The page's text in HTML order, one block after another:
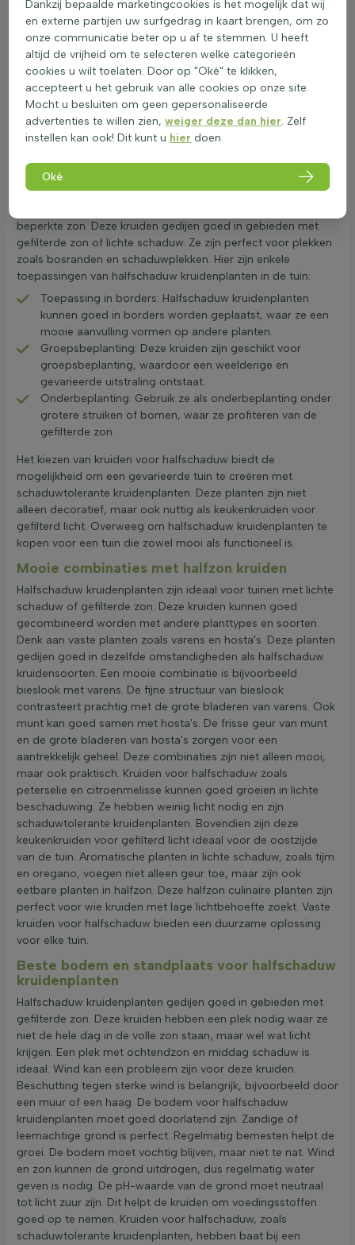
Halfschaduw kruidenplanten zijn meestal niet giftig en veilig
voor gebruik in de tuin, zelfs met kinderen en huisdieren. Ze
dragen bij aan de biodiversiteit door voedsel en
schuilplaatsen te bieden aan insecten en andere dieren. Deze
kruiden bloeien vaak langdurig en zijn aantrekkelijk voor bijen
en vlinders, wat helpt bij het in stand houden van een gezond
ecosysteem. Het kiezen van de juiste kruiden voor
halfschaduw kan de tuin verrijken en zorgen voor een
aromatische en eetbare toevoeging.
Waarom kiezen voor lichtschaduw aromatische
planten?
beperkte zon. Deze kruiden gedijen goed in gebieden met
gefilterde zon of lichte schaduw. Ze zijn perfect voor plekken
zoals bosranden en schaduwplekken. Hier zijn enkele
toepassingen van halfschaduw kruidenplanten in de tuin:
Toepassing in borders: Halfschaduw kruidenplanten
kunnen goed in borders worden geplaatst, waar ze een
mooie aanvulling vormen op andere planten.
Groepsbeplanting: Deze kruiden zijn geschikt voor
groepsbeplanting, waardoor een weelderige en
gevarieerde uitstraling ontstaat.
Onderbeplanting: Gebruik ze als onderbeplanting onder
grotere struiken of bomen, waar ze profiteren van de
gefilterde zon.
Het kiezen van kruiden voor halfschaduw biedt de
mogelijkheid om een gevarieerde tuin te creëren met
schaduwtolerante kruidenplanten. Deze planten zijn niet
alleen decoratief, maar ook nuttig als keukenkruiden voor
gefilterd licht. Overweeg om halfschaduw kruidenplanten te
kopen voor een tuin die zowel mooi als functioneel is.
Mooie combinaties met halfzon kruiden
Halfschaduw kruidenplanten zijn ideaal voor tuinen met lichte
schaduw of gefilterde zon. Deze kruiden kunnen goed
gecombineerd worden met andere planttypes en soorten.
Denk aan vaste planten zoals varens en hosta's. Deze planten
gedijen goed in dezelfde omstandigheden als halfschaduw
kruidensoorten. Een mooie combinatie is bijvoorbeeld
bieslook met varens. De fijne structuur van bieslook
contrasteert prachtig met de grote bladeren van varens. Ook
munt kan goed samen met hosta's. De frisse geur van munt
en de grote bladeren van hosta's zorgen voor een
aantrekkelijk geheel. Deze combinaties zijn niet alleen mooi,
maar ook praktisch. Kruiden voor halfschaduw zoals
peterselie en citroenmelisse kunnen goed groeien in lichte
beschaduwing. Ze hebben weinig licht nodig en zijn
schaduwtolerante kruidenplanten. Bovendien zijn deze
keukenkruiden voor gefilterd licht ideaal voor de oostzijde
van de tuin. Aromatische planten in lichte schaduw, zoals tijm
en oregano, voegen niet alleen geur toe, maar zijn ook
eetbare planten in halfzon. Deze halfzon culinaire planten zijn
perfect voor wie kruiden met lage lichtbehoefte zoekt. Vaste
kruiden voor halfschaduw bieden een duurzame oplossing
voor elke tuin.
Beste bodem en standplaats voor halfschaduw
kruidenplanten
Halfschaduw kruidenplanten gedijen goed in gebieden met
gefilterde zon. Deze kruiden hebben een plek nodig waar ze
niet de hele dag in de volle zon staan, maar wel wat licht
krijgen. Een plek met ochtendzon en middag schaduw is
ideaal. Wind kan een probleem zijn voor deze kruiden.
Beschutting tegen sterke wind is belangrijk, bijvoorbeeld door
een muur of een haag. De bodem voor halfschaduw
kruidenplanten moet goed doorlatend zijn. Zandige of
leemachtige grond is perfect. Regelmatig bemesten helpt de
groei. De bodem moet vochtig blijven, maar niet te nat. Wind
en zon kunnen de grond uitdrogen, dus regelmatig water
geven is nodig. De pH-waarde van de grond moet neutraal
tot licht zuur zijn. Dit helpt de kruiden om voedingsstoffen
goed op te nemen. Kruiden voor halfschaduw, zoals
schaduwtolerante kruidenplanten, hebben baat bij een
Dankzij bepaalde marketingcookies is het mogelijk dat wij
en externe partijen uw surfgedrag in kaart brengen, om zo
onze communicatie beter op u af te stemmen. U heeft
altijd de vrijheid om te selecteren welke categorieën
cookies u wilt toelaten. Door op "Oké" te klikken,
accepteert u het gebruik van alle cookies op onze site.
Mocht u besluiten om geen gepersonaliseerde
advertenties te willen zien,weiger deze dan hier. Zelf
instellen kan ook! Dit kunt u hier doen.
Oké